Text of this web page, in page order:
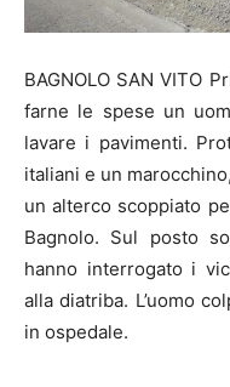
BAGNOLO SAN VITO
farne le spese un
lavare i pavimenti.
italiani e un
un alterco scoppiato
Bagnolo. Sul posto
hanno interrogato i
alla diatriba. L’uomo
in ospedale.